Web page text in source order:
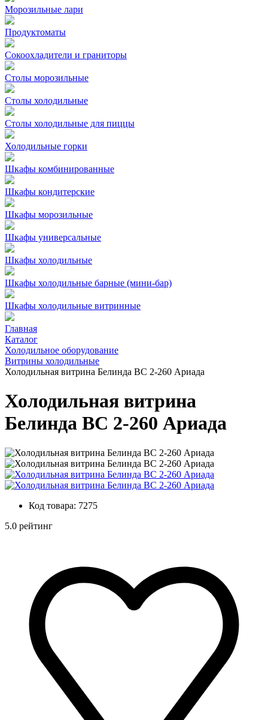
Морозильные лари
Продуктоматы
Сокоохладители и граниторы
Столы морозильные
Столы холодильные
Столы холодильные для пиццы
Холодильные горки
Шкафы комбинированные
Шкафы кондитерские
Шкафы морозильные
Шкафы универсальные
Шкафы холодильные
Шкафы холодильные барные (мини-бар)
Шкафы холодильные витринные
Главная
Каталог
Холодильное оборудование
Витрины холодильные
Холодильная витрина Белинда BС 2-260 Ариада
Холодильная витрина
Белинда BС 2-260 Ариада
Код товара: 7275
5.0 рейтинг